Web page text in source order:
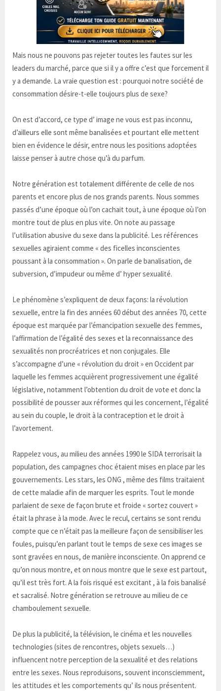
Mais nous ne pouvons pas rejeter toutes les fautes sur les
leaders du marché, parce que si il y a offre c’est que forcement il
y a demande. La vraie question est : pourquoi notre société de
consommation désire-t-elle toujours plus de sexe?
On est d’accord, ce type d’ image ne vous est pas inconnu,
d’ailleurs elle sont même banalisées et pourtant elle mettent
bien en évidence le désir, entre nous les positions adoptées
laisse penser à autre chose qu’à du parfum.
Notre génération est totalement différente de celle de nos
parents et encore plus de nos grands parents. Nous sommes
passés d’une époque où l’on cachait tout, à une époque où l’on
montre tout de plus en plus vite. On note au passage
l’utilisation abusive du sexe dans la publicité. Les références
sexuelles agiraient comme « des ficelles inconscientes
poussant à la consommation ». On parle de banalisation, de
subversion, d’impudeur ou même d’ hyper sexualité.
Le phénomène s’expliquent de deux façons: la révolution
sexuelle, entre la fin des années 60 début des années 70, cette
époque est marquée par l’émancipation sexuelle des femmes,
l’affirmation de l’égalité des sexes et la reconnaissance des
sexualités non procréatrices et non conjugales. Elle
s’accompagne d’une « révolution du droit » en Occident par
laquelle les femmes acquièrent progressivement une égalité
législative, notamment l’obtention du droit de vote et donc la
possibilité de pousser aux réformes qui les concernent, l’égalité
au sein du couple, le droit à la contraception et le droit à
l’avortement.
Rappelez vous, au milieu des années 1990 le SIDA terrorisait la
population, des campagnes choc étaient mises en place par les
gouvernements. Les stars, les ONG , même des films traitaient
de cette maladie afin de marquer les esprits. Tout le monde
parlaient de sexe de façon brute et froide « sortez couvert »
était la phrase à la mode. Avec le recul, certains se sont rendu
compte que ce n’était pas la meilleure façon de sensibiliser les
foules, puisqu’en parlant tout le temps de sexe ces images se
sont gravées en nous, de manière inconsciente. On apprend ce
qu’on nous montre, et on nous montre que le sexe est partout,
qu’il est très fort. A la fois risqué est excitant , à la fois banalisé
et sacralisé. Notre génération se retrouve au milieu de ce
chamboulement sexuelle.
De plus la publicité, la télévision, le cinéma et les nouvelles
technologies (sites de rencontres, objets sexuels…)
influencent notre perception de la sexualité et des relations
entre les sexes. Nous reproduisons, souvent inconsciemment,
les attitudes et les comportements qu’ ils nous présentent.